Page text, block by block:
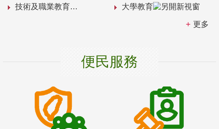
技術及職業教育 大學教育
更多
便民服務